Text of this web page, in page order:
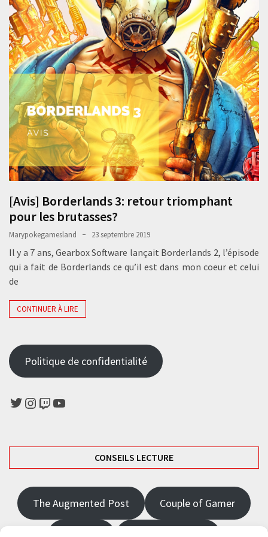
[Avis] Borderlands 3: retour triomphant
pour les brutasses?
Marypokegamesland 23 septembre 2019
Il y a 7 ans, Gearbox Software lançait Borderlands 2, l’épisode
qui a fait de Borderlands ce qu’il est dans mon coeur et celui
de
CONTINUER À LIRE
Politique de confidentialité
Twitter
Instagram
TwitchYouTube
CONSEILS LECTURE
The Augmented Post Couple of Gamer